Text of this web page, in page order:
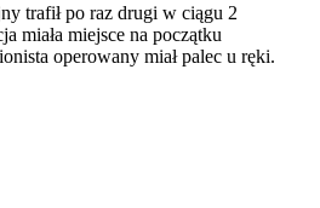
trafił po raz drugi w ciągu 2
miała miejsce na początku
operowany miał palec u ręki.